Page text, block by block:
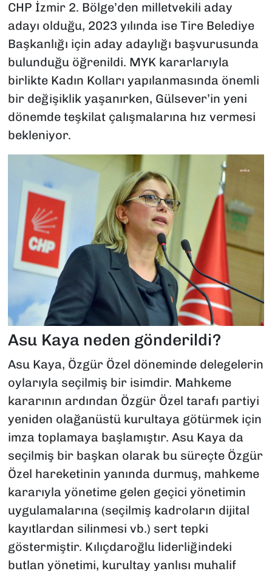
CHP İzmir 2. Bölge’den milletvekili aday
adayı olduğu, 2023 yılında ise Tire Belediye
Başkanlığı için aday adaylığı başvurusunda
bulunduğu öğrenildi. MYK kararlarıyla
birlikte Kadın Kolları yapılanmasında önemli
bir değişiklik yaşanırken, Gülsever’in yeni
dönemde teşkilat çalışmalarına hız vermesi
bekleniyor.
Asu Kaya neden gönderildi?
Asu Kaya, Özgür Özel döneminde delegelerin
oylarıyla seçilmiş bir isimdir. Mahkeme
kararının ardından Özgür Özel tarafı partiyi
yeniden olağanüstü kurultaya götürmek için
imza toplamaya başlamıştır. Asu Kaya da
seçilmiş bir başkan olarak bu süreçte Özgür
Özel hareketinin yanında durmuş, mahkeme
kararıyla yönetime gelen geçici yönetimin
uygulamalarına (seçilmiş kadroların dijital
kayıtlardan silinmesi vb.) sert tepki
göstermiştir. Kılıçdaroğlu liderliğindeki
butlan yönetimi, kurultay yanlısı muhalif